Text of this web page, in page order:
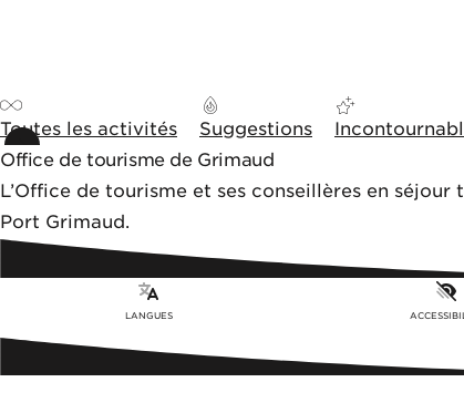
Toutes les activités Suggestions
Office de tourisme de Grimaud
L’Office de tourisme et ses conseillères en
Port Grimaud.
LANGUES